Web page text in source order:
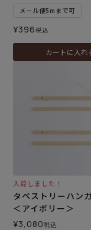
メール便5mまで可
¥396税込
カートに入れ
入荷しました！
タペストリーハン
＜アイボリー＞
¥3,080税込